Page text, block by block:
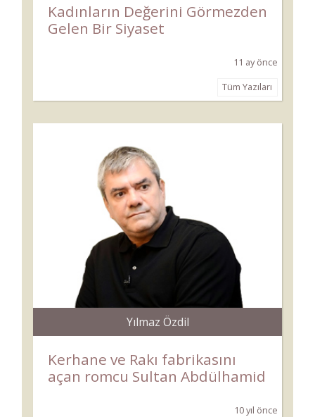
Kadınların Değerini Görmezden
Gelen Bir Siyaset
11 ay önce
Tüm Yazıları
Yılmaz Özdil
Kerhane ve Rakı fabrikasını
açan romcu Sultan Abdülhamid
10 yıl önce